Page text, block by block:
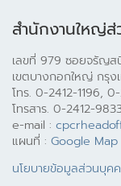
สำนักงานใหญ่
เลขที่ 979 ซอยจรัญส
เขตบางกอกใหญ่ กรุ
โทร. 0-2412-1196,
โทรสาร. 0-2412-
e-mail :
แผนที่ : Google Map
นโยบายข้อมูลส่วนบุค